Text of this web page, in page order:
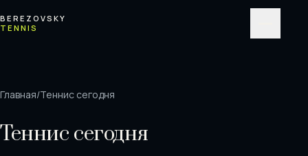
BEREZOVSKY
TENNIS
Главная/Теннис сегодня
Теннис сегодня